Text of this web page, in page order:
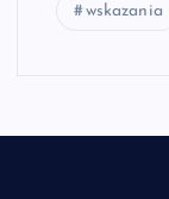
wskazania